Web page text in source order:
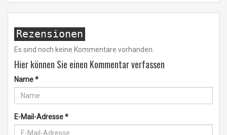
Rezensionen
Es sind noch keine Kommentare vorhanden.
Hier können Sie einen Kommentar verfassen
Name*
E-Mail-Adresse*